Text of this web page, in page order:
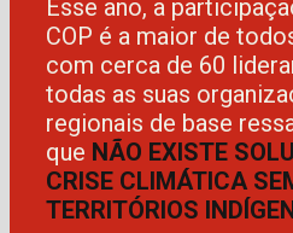
Esse ano, a
COP é a maior de
com cerca de 60
todas as suas
regionais de base
que NÃO EXISTE
CRISE CLIMÁTICA
TERRITÓRIOS